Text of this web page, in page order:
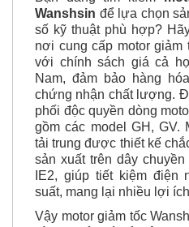
Bạn đang tìm kiếm
Wanshsinđể lựa chọn
số kỹ thuật phù hợp?
nơi cung cấp motor giảm
với chính sách giá cả
Nam, đảm bảo hàng
chứng nhận chất lượng.
phối độc quyền dòng
gồm các model GH, GV.
tải trung được thiết kế
sản xuất trên dây
IE2, giúp tiết kiệm điện
suất, mang lại nhiều lợi